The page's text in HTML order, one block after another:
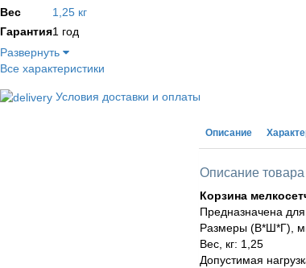
Вес
1,25 кг
Гарантия1 год
Развернуть
Все характеристики
Условия доставки и оплаты
Описание
Описание товара
Корзина
Предназначена
Размеры (В*Ш*Г),
Вес, кг: 1,25
Допустимая